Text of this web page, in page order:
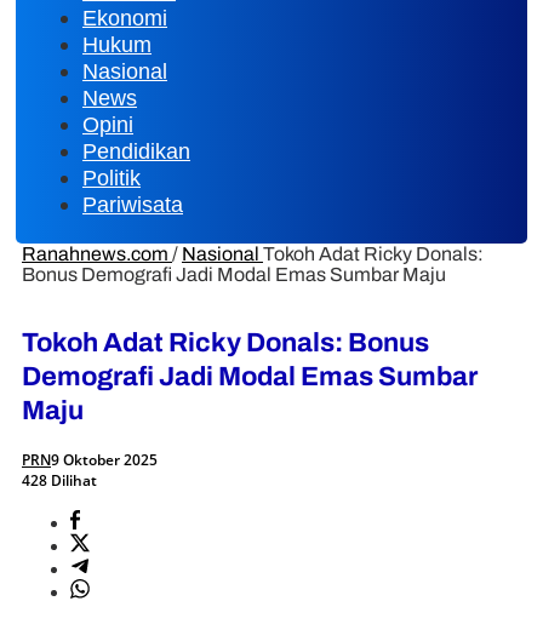
Ekonomi
Hukum
Nasional
News
Opini
Pendidikan
Politik
Pariwisata
Ranahnews.com / Nasional Tokoh Adat Ricky Donals:
Bonus Demografi Jadi Modal Emas Sumbar Maju
Tokoh Adat Ricky Donals: Bonus
Demografi Jadi Modal Emas Sumbar
Maju
PRN9 Oktober 2025
428 Dilihat